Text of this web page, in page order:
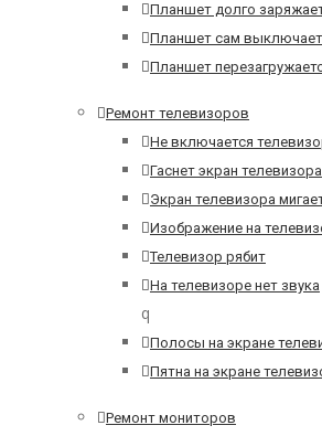
Планшет долго
Планшет сам
Планшет
Ремонт телевизоров
Не включается
Гаснет экран телевизора
Экран телевизора
Изображение на
Телевизор рябит
На телевизоре нет звука
q
Полосы на экране
Пятна на экране
Ремонт мониторов